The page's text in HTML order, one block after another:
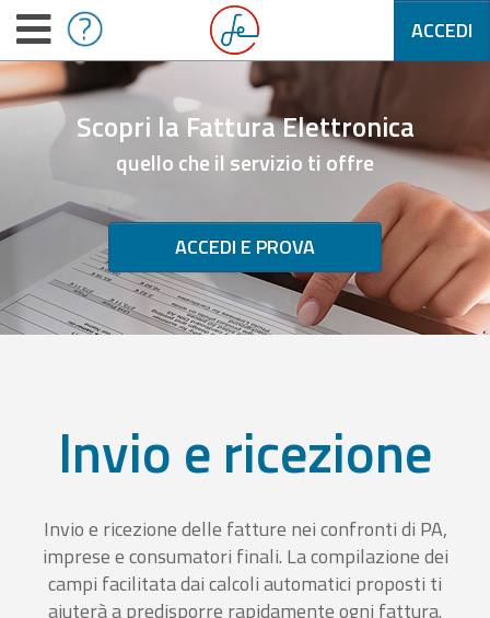
ACCEDI
Scopri la Fattura Elettronica
quello che il servizio ti offre
ACCEDI E PROVA
Invio e ricezione
Invio e ricezione delle fatture nei confronti di PA,
imprese e consumatori finali. La compilazione dei
campi facilitata dai calcoli automatici proposti ti
aiuterà a predisporre rapidamente ogni fattura.